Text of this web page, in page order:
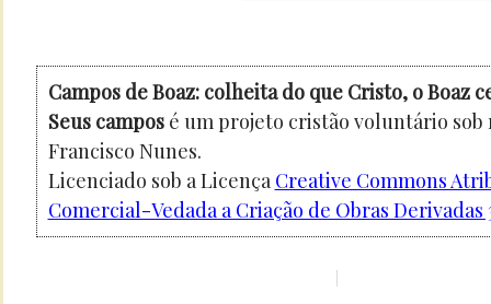
Campos de Boaz: colheita do que Cristo, o Boaz
Seus camposé um projeto cristão voluntário sob
Francisco Nunes.
Licenciado sob a Licença Creative Commons
Comercial-Vedada a Criação de Obras Derivadas